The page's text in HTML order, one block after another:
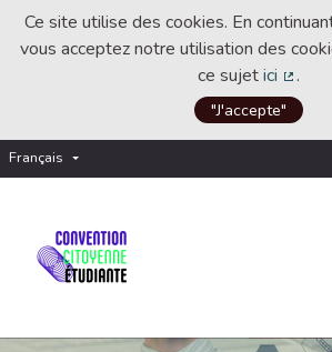
Ce site utilise des cookies. En
vous acceptez notre utilisation des
ce sujetici
(Lien
.
"J'accepte"
Français Choisir la langue